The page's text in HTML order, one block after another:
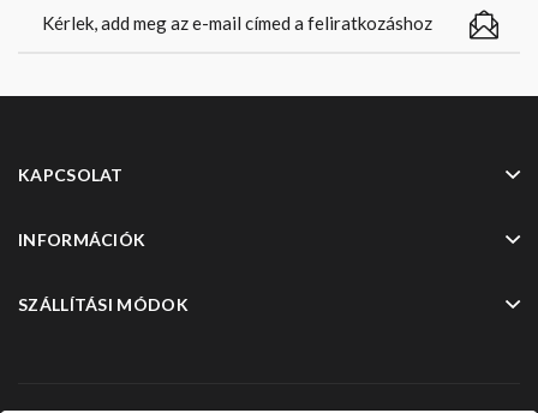
KAPCSOLAT
INFORMÁCIÓK
SZÁLLÍTÁSI MÓDOK